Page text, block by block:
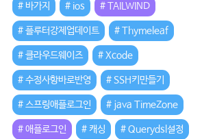
바가지 ios TAILWIND
플루터강제업데이트 Thymeleaf
클라우드웨이즈 Xcode
수정사항바로반영 SSH키만들기
스프링애플로그인 java TimeZone
애플로그인 캐싱 Querydsl설정